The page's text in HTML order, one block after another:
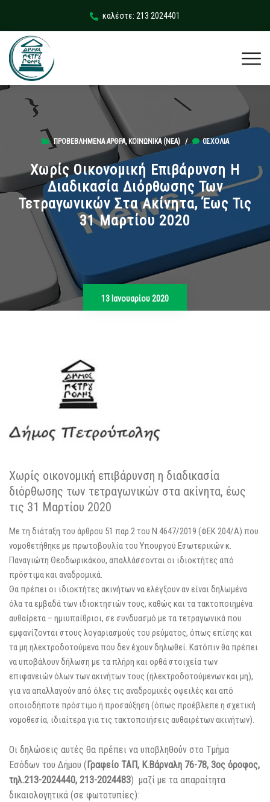
καλέστε: 213 2024401
ΠΡΟΒΕΒΛΗΜΈΝΑ ΆΡΘΡΑ, ΚΟΙΝΩΝΙΚΆ (ΝΕΑ)/ 0ΣΧΌΛΙΑ
Χωρίς Οικονομική Επιβάρυνση Η
Διαδικασία Διόρθωσης Των
Τετραγωνικών Στα Ακίνητα, Έως Τις
31 Μαρτίου 2020
13 Ιανουαρίου 2020
Χωρίς οικονομική επιβάρυνση η διαδικασία
διόρθωσης των τετραγωνικών στα ακίνητα, έως
τις 31 Μαρτίου 2020
Με τη διάταξη του άρθρου 51 παρ.2 του Ν.4647/2019 (ΦΕΚ 204/Α) που
νομοθετήθηκε με πρωτοβουλία του Υπουργού Εσωτερικών κ.
Παναγιώτη Θεοδωρικάκου, απαλλάσσονται οι ιδιοκτήτες από
πρόστιμα και αναδρομικά.
Θα πρέπει οι ιδιοκτήτες ακινήτων να ελέγξουν αν είναι δηλωμένα
όλα τα εμβαδά των ιδιοκτησιών τους, καθώς και τα τακτοποιημένα
αυθαίρετα – ημιυπαίθριοι, σε συνδυασμό με τατετραγωνικά που
εμφανίζονται στους λογαριασμούς του ρεύματος, όπως επίσης και
τα μη ηλεκτροδοτούμενα που δεν έχουν δηλωθεί. Κατόπιν θα πρέπει
να υποβάλουν δήλωση με τα πλήρη και ορθά στοιχεία των
επιφανειών όλων των ακινήτων τους (ηλεκτροδοτούμενων και μη),
για να απαλλαγούν από όλες τις αναδρομικές οφειλές και από
οποιοδήποτε πρόστιμο ή προσαύξηση (όπως προέβλεπε η σχετική
νομοθεσία, ιδιαίτερα για τις τακτοποιήσεις αυθαιρέτων ακινήτων).
Οι δηλώσεις αυτές θα πρέπει να υποβληθούν στο Τμήμα
Εσόδων του Δήμου ( Γραφείο ΤΑΠ, Κ.Βάρναλη 76-78, 3ος όροφος,
τηλ.213-2024440, 213-2024483) μαζί με τα απαραίτητα
δικαιολογητικά (σε φωτοτυπίες):